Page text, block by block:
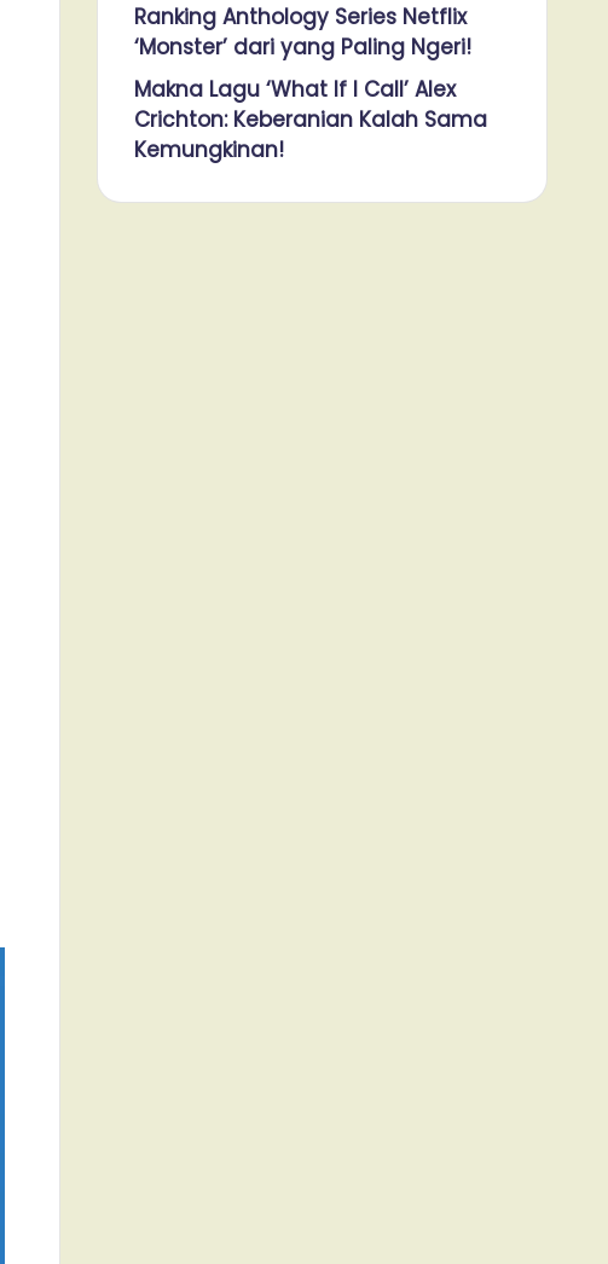
Ranking Anthology Series Netflix
‘Monster’ dari yang Paling Ngeri!
Makna Lagu ‘What If I Call’ Alex
Crichton: Keberanian Kalah Sama
Kemungkinan!